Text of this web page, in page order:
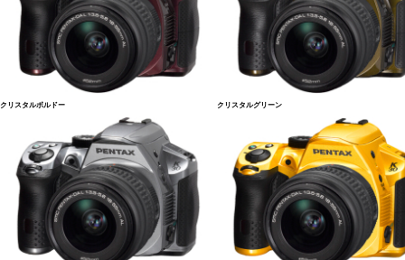
クリスタルボルドー クリスタルグリーン